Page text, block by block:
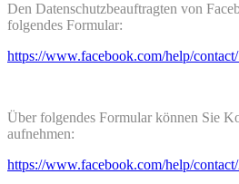
Den Datenschutzbeauftragten von
folgendes Formular:
https://www.facebook.com/help/
Über folgendes Formular können Sie
aufnehmen:
https://www.facebook.com/help/